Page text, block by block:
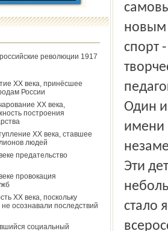
революции 1917
ХХ века, принёсшее
России
ХХ века,
построения
ХХ века, ставшее
людей
предательство
провокация
ХХ века, поскольку
осознавали последствий
социальный
новым
спорт
Один
имени
Эти
стало